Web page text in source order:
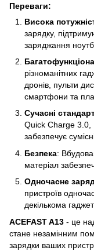
Переваги:
Висока
зарядку,
заряджання
різноманітних
дронів, пульти
смартфони та
Сучасні
Quick Charge 3.0,
забезпечує
Безпека:
матеріал
Одночасне
пристроїв
декількома
ACEFAST A13 - це
стане незамінним
зарядки ваших